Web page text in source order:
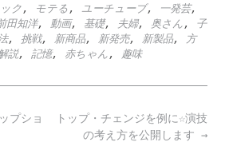
ク , モテる , ユーチューブ, 一発芸,
田知洋, 動画, 基礎, 夫婦, 奥さん , 子
, 挑戦, 新商品, 新発売, 新製品,
方
説, 記憶, 赤ちゃん , 趣味
トップ・チェンジを例に☆演技
の考え方を公開します →
プショ